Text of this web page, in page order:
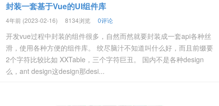
封装一套基于Vue的UI组件库
4年前 (2023-02-16) 8134浏览 0评论
开发vue过程中封装的组件很多，自然而然就要封装成一套api各种丝
滑，使用各种方便的组件库。 绞尽脑汁不知道叫什么好，而且前缀要
2个字符比较比如 XXTable，三个字符巨丑。 国内不是各种design
么，ant design这design那desi...